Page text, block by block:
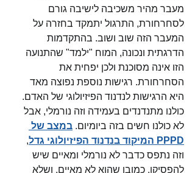
מעבר מהיר משכיבה לישיבה גורם
לסחרחורת, התרגול יתמקד בחזרה על
המעבר הזה שוב ושוב. בהתקדמות
הדרגתית ונכונה, המוח "ילמד" שהתנועה
הזו אינה מסוכנת ולכן יפחית את
הסחרחורת. רגישות נוספת נפוצה מאד
היא הרגישות לנדנוד הפיזיולוגי של האדם.
כולנו מתנדנדים בעמידה וזה נורמלי, אבל
לא כולנו חשים בזה ביומיום. במצב של
PPPD המיקוד בנדנוד הפיזיולוגי גדל
,
וזה נתפס כדבר לא נורמלי ומאיים שיש
להפסיקו. כמובן שהוא לא מאיים, ושלא